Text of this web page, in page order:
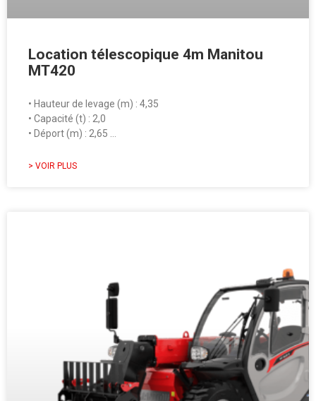
Location télescopique 4m Manitou
MT420
• Hauteur de levage (m) : 4,35
• Capacité (t) : 2,0
• Déport (m) : 2,65 …
> VOIR PLUS